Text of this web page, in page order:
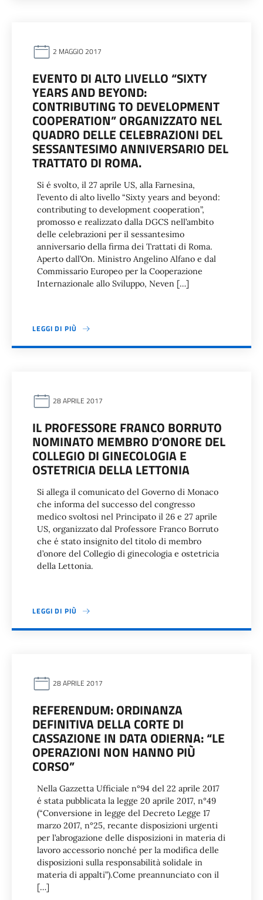
2 MAGGIO 2017
EVENTO DI ALTO LIVELLO “SIXTY
YEARS AND BEYOND:
CONTRIBUTING TO DEVELOPMENT
COOPERATION” ORGANIZZATO NEL
QUADRO DELLE CELEBRAZIONI DEL
SESSANTESIMO ANNIVERSARIO DEL
TRATTATO DI ROMA.
Si é svolto, il 27 aprile US, alla Farnesina,
l’evento di alto livello “Sixty years and beyond:
contributing to development cooperation”,
promosso e realizzato dalla DGCS nell’ambito
delle celebrazioni per il sessantesimo
anniversario della firma dei Trattati di Roma.
Aperto dall’On. Ministro Angelino Alfano e dal
Commissario Europeo per la Cooperazione
Internazionale allo Sviluppo, Neven […]
LEGGI DI PIÙ
28 APRILE 2017
IL PROFESSORE FRANCO BORRUTO
NOMINATO MEMBRO D’ONORE DEL
COLLEGIO DI GINECOLOGIA E
OSTETRICIA DELLA LETTONIA
Si allega il comunicato del Governo di Monaco
che informa del successo del congresso
medico svoltosi nel Principato il 26 e 27 aprile
US, organizzato dal Professore Franco Borruto
che é stato insignito del titolo di membro
d’onore del Collegio di ginecologia e ostetricia
della Lettonia.
LEGGI DI PIÙ
28 APRILE 2017
REFERENDUM: ORDINANZA
DEFINITIVA DELLA CORTE DI
CASSAZIONE IN DATA ODIERNA: “LE
OPERAZIONI NON HANNO PIÙ
CORSO”
Nella Gazzetta Ufficiale n°94 del 22 aprile 2017
é stata pubblicata la legge 20 aprile 2017, n°49
(“Conversione in legge del Decreto Legge 17
marzo 2017, n°25, recante disposizioni urgenti
per l’abrogazione delle disposizioni in materia di
lavoro accessorio nonché per la modifica delle
disposizioni sulla responsabilità solidale in
materia di appalti”).Come preannunciato con il
[…]